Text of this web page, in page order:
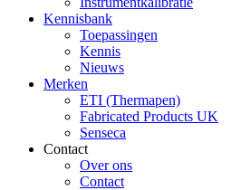
Kennisbank
Toepassingen
Kennis
Nieuws
Merken
ETI (Thermapen)
Fabricated Products UK
Senseca
Contact
Over ons
Contact